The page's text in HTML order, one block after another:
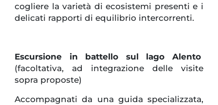
cogliere la varietà di ecosistemi presenti e i
delicati rapporti di equilibrio intercorrenti.
Escursione in battello sul lago Alento
(facoltativa, ad integrazione delle visite
sopra proposte)
Accompagnati da una guida specializzata,